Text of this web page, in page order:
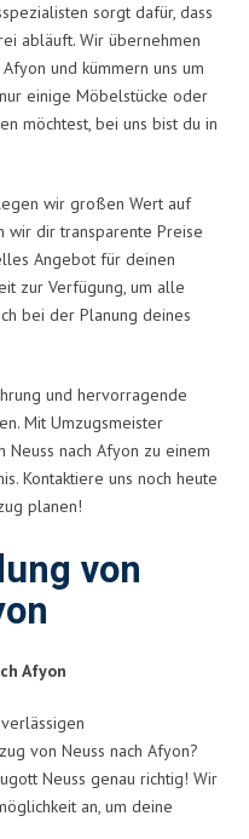
sorgt dafür, dass
abläuft. Wir übernehmen
und kümmern uns um
einige Möbelstücke oder
möchtest, bei uns bist du in
wir großen Wert auf
wir dir transparente Preise
Angebot für deinen
zur Verfügung, um alle
bei der Planung deines
und hervorragende
Mit Umzugsmeister
nach Afyon zu einem
Kontaktiere uns noch heute
planen!
von
Afyon
von Neuss nach Afyon?
Neuss genau richtig! Wir
an, um deine